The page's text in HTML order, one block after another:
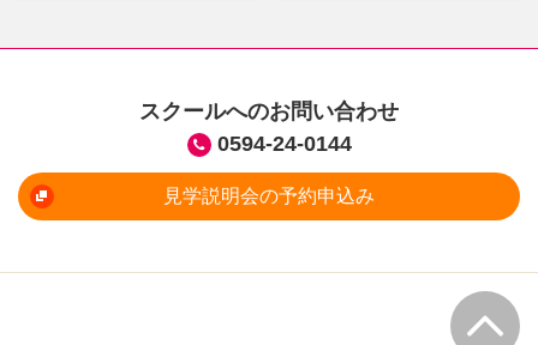
スクールへのお問い合わせ
0594-24-0144
見学説明会の予約申込み